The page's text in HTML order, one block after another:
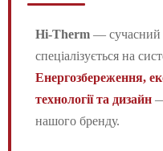
Hi-Therm — сучасний
спеціалізується на
Енергозбереження,
технології та дизайн
нашого бренду.